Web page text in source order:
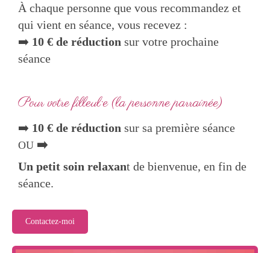
À chaque personne que vous recommandez et
qui vient en séance, vous recevez :
➡️ 10 € de réduction sur votre prochaine
séance
Pour votre filleul·e (la personne parrainée)
➡️ 10 € de réduction sur sa première séance
OU ➡️
Un petit soin relaxant de bienvenue, en fin de
séance.
Contactez-moi